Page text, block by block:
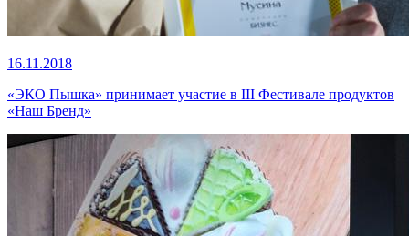
16.11.2018
«ЭКО Пышка» принимает участие в III Фестивале продуктов
«Наш Бренд»